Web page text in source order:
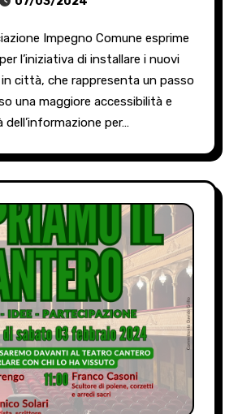
l’iniziativa di installare i nuovi
città, che rappresenta un passo
una maggiore accessibilità e
dell’informazione per…